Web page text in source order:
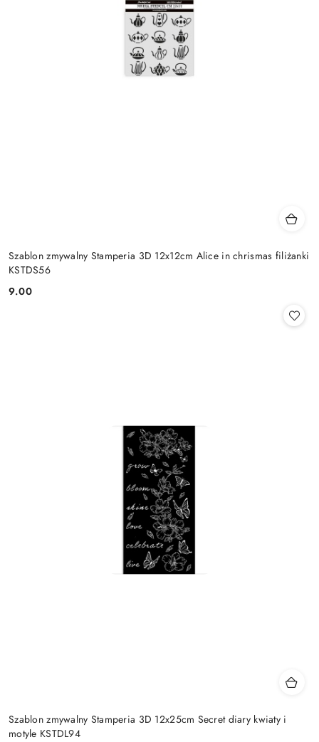
Szablon zmywalny Stamperia 3D 12x12cm Alice in chrismas filiżanki
KSTDS56
Cena:
9.00
Szablon zmywalny Stamperia 3D 12x25cm Secret diary kwiaty i
motyle KSTDL94